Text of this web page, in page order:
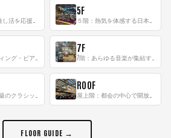
5F
7F
ROOF
FLOOR GUIDE →